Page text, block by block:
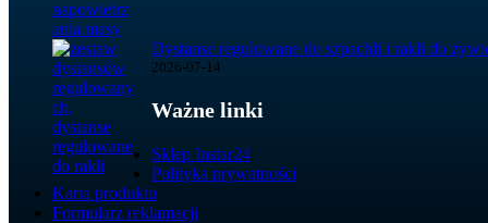
Dystanse regulowane do szpachli i rakli do
2026-07-14
Ważne linki
Sklep Instar24
Polityka prywatności
Karta produktu
Formularz reklamacji